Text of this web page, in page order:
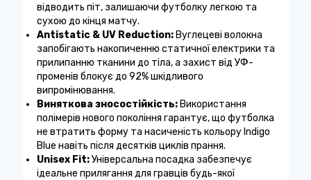
відводить піт, залишаючи футболку легкою та
сухою до кінця матчу.
Antistatic & UV Reduction:Вуглецеві волокна
запобігають накопиченню статичної електрики та
прилипанню тканини до тіла, а захист від УФ-
променів блокує до 92% шкідливого
випромінювання.
Виняткова зносостійкість:Використання
полімерів нового покоління гарантує, що футболка
не втратить форму та насиченість кольору Indigo
Blue навіть після десятків циклів прання.
Unisex Fit:Універсальна посадка забезпечує
ідеальне прилягання для гравців будь-якої